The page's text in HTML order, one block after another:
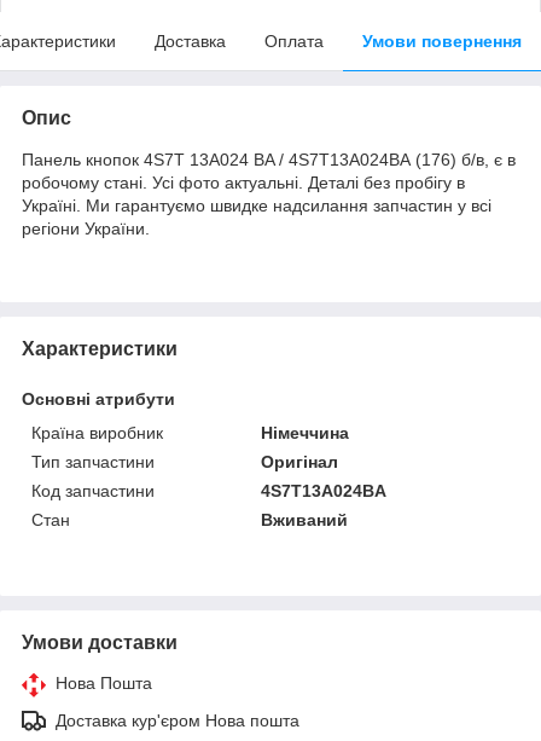
Доставка Оплата Умови повернення
Опис
Панель кнопок 4S7T 13A024 BA / 4S7T13A024BA (176) б/в, є в
робочому стані. Усі фото актуальні. Деталі без пробігу в
Україні. Ми гарантуємо швидке надсилання запчастин у всі
регіони України.
Характеристики
Основні атрибути
Країна виробник
Німеччина
Тип запчастини
Оригінал
Код запчастини
4S7T13A024BA
Стан
Вживаний
Умови доставки
Нова Пошта
Доставка кур'єром Нова пошта